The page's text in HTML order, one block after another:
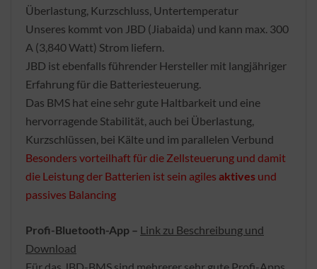
Überlastung, Kurzschluss, Untertemperatur
Unseres kommt von JBD (Jiabaida) und kann max. 300
A (3,840 Watt) Strom liefern.
JBD ist ebenfalls führender Hersteller mit langjähriger
Erfahrung für die Batteriesteuerung.
Das BMS hat eine sehr gute Haltbarkeit und eine
hervorragende Stabilität, auch bei Überlastung,
Kurzschlüssen, bei Kälte und im parallelen Verbund
Besonders vorteilhaft für die Zellsteuerung und damit
die Leistung der Batterien ist sein agiles aktives und
passives Balancing
Profi-Bluetooth-App – Link zu Beschreibung und
Download